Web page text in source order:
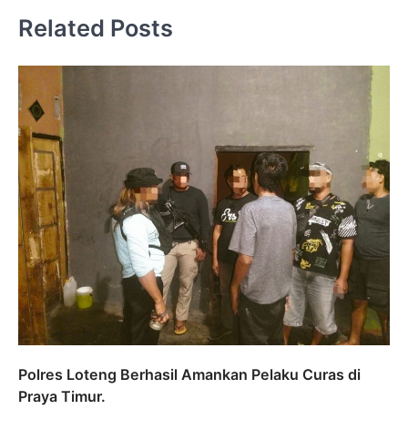
Related Posts
Polres Loteng Berhasil Amankan Pelaku Curas di
Praya Timur.